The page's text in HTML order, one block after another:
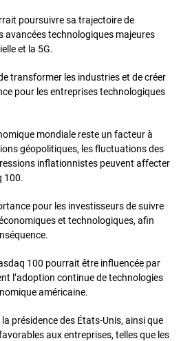
poursuivre sa trajectoire de
avancées technologiques majeures
et la 5G.
transformer les industries et de créer
pour les entreprises technologiques
mondiale reste un facteur à
géopolitiques, les fluctuations des
inflationnistes peuvent affecter
100.
pour les investisseurs de suivre
et technologiques, afin
100 pourrait être influencée par
l’adoption continue de technologies
américaine.
présidence des États-Unis, ainsi que
aux entreprises, telles que les